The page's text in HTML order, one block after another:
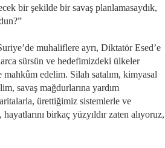
bir şekilde bir savaş planlamasaydık,
muhaliflere ayrı, Diktatör Esed’e
sürsün ve hedefimizdeki ülkeler
edelim. Silah satalım, kimyasal
savaş mağdurlarına yardım
ürettiğimiz sistemlerle ve
birkaç yüzyıldır zaten alıyoruz,